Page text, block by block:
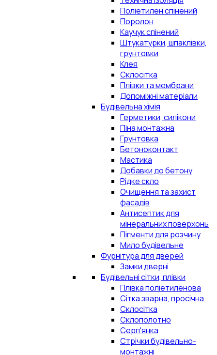
Поліетилен спінений
Поролон
Каучук спінений
Штукатурки, шпаклівки,
грунтовки
Клея
Склосітка
Плівки та мембрани
Допоміжні матеріали
Будівельна хімія
Герметики, силікони
Піна монтажна
Грунтовка
Бетоноконтакт
Мастика
Добавки до бетону
Рідке скло
Очищення та захист
фасадів
Антисептик для
мінеральних поверхонь
Пігменти для розчину
Мило будівельне
Фурнітура для дверей
Замки дверні
Будівельні сітки, плівки
Плівка поліетиленова
Сітка зварна, просічна
Склосітка
Склополотно
Серп'янка
Стрічки будівельно-
монтажні